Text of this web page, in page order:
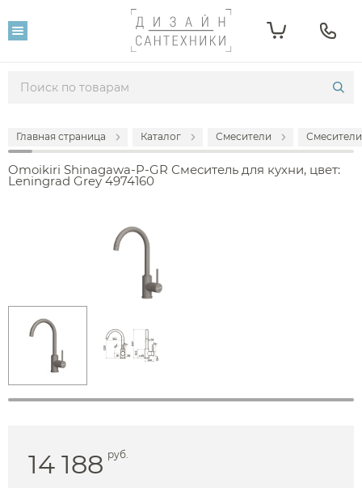
Главная страница Каталог Смесители
Omoikiri Shinagawa-P-GR Смеситель для кухни, цвет:
Leningrad Grey 4974160
14 188 руб.